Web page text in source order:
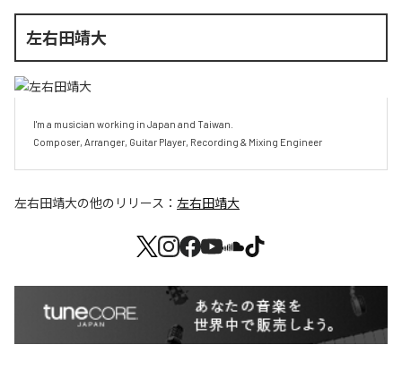
左右田靖大
I'm a musician working in Japan and Taiwan.
Composer, Arranger, Guitar Player, Recording & Mixing Engineer
左右田靖大の他のリリース： 左右田靖大